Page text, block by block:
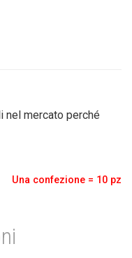
nel mercato perché
Una confezione = 10 pz